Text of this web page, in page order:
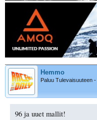
Hemmo
Paluu Tulevaisuuteen -
96 ja uuet mallit!